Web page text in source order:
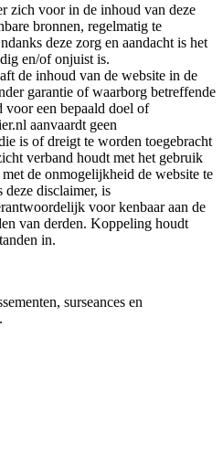
zich voor in de inhoud van deze
bronnen, regelmatig te
deze zorg en aandacht is het
en/of onjuist is.
de inhoud van de website in de
garantie of waarborg betreffende
een bepaald doel of
aanvaardt geen
is of dreigt te worden toegebracht
verband houdt met het gebruik
de onmogelijkheid de website te
deze disclaimer, is
voor kenbaar aan de
van derden. Koppeling houdt
in.
surseances en